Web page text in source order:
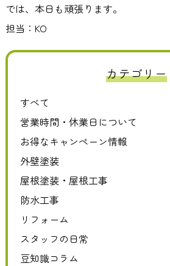
では、本日も頑張ります。
担当：KO
カテゴリー
すべて
営業時間・休業日について
お得なキャンペーン情報
外壁塗装
屋根塗装・屋根工事
防水工事
リフォーム
スタッフの日常
豆知識コラム